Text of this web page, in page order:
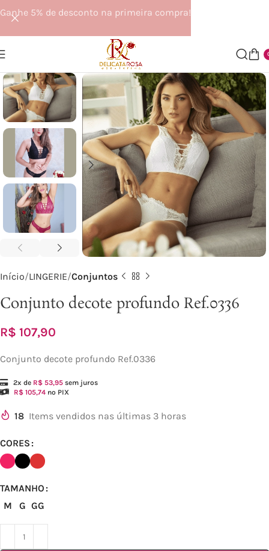
Início LINGERIE Conjuntos
Conjunto decote profundo Ref.0336
R$ 107,90
Conjunto decote p‏rofundo Ref.0336
2x de R$ 53,95 sem juros
R$ 105,74 no PIX
18 Items vendidos nas últimas 3 horas
CORES
TAMANHO
M
G GG
Ganhe 5% de desconto na primeira compra!